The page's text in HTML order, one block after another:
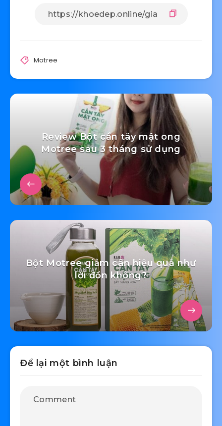
Motree
Review Bột cần tây mật ong
Motree sau 3 tháng sử dụng
Bột Motree giảm cân hiệu quả như
lời đồn không?
Để lại một bình luận